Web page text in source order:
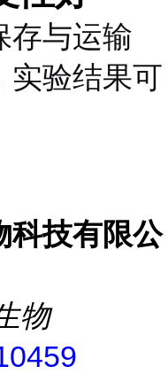
存与运输
实验结果可
科技有限公
物